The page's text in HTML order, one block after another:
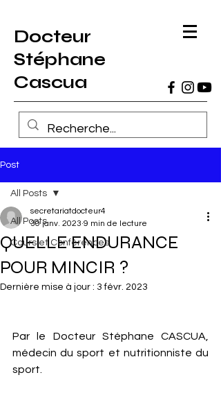
Docteur
Stéphane
Cascua
Post
All Posts
Cours et Conférences
All Posts
QUELLE ENDURANCE
POUR MINCIR ?
secretariatdocteur4
30 janv. 2023 9 min de lecture
Dernière mise à jour : 3 févr. 2023
Par le Docteur Stéphane CASCUA,
médecin du sport et nutritionniste du
sport.